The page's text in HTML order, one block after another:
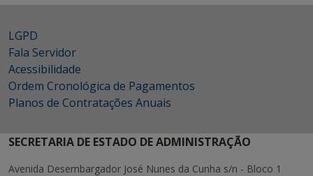
LGPD
Fala Servidor
Acessibilidade
Ordem Cronológica de Pagamentos
Planos de Contratações Anuais
SECRETARIA DE ESTADO DE ADMINISTRAÇÃO
Avenida Desembargador José Nunes da Cunha s/n - Bloco 1